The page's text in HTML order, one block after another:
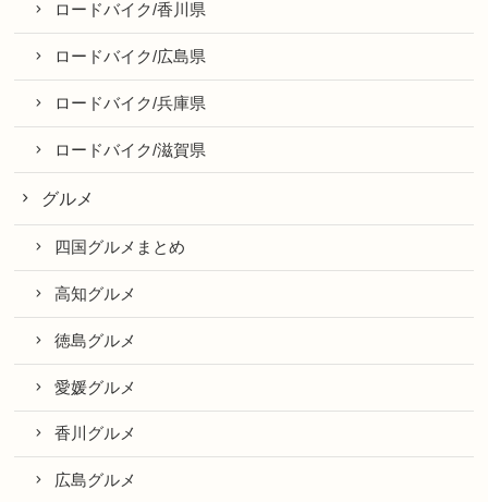
ロードバイク/香川県
ロードバイク/広島県
ロードバイク/兵庫県
ロードバイク/滋賀県
グルメ
四国グルメまとめ
高知グルメ
徳島グルメ
愛媛グルメ
香川グルメ
広島グルメ